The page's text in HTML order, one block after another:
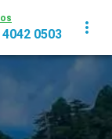
0503